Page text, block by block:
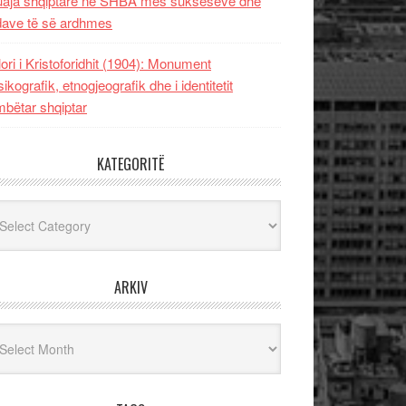
të së ardhmes
i Kristoforidhit (1904): Monument
etnogjeografik dhe i identitetit
shqiptar
KATEGORITË
ARKIV